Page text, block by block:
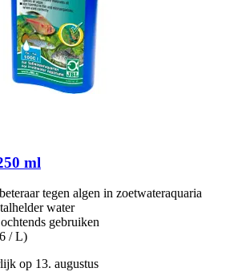
ml
tegen algen in zoetwateraquaria
water
gebruiken
/ L)
op 13. augustus